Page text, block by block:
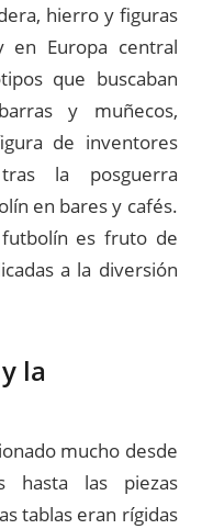
hierro y figuras
en Europa central
que buscaban
y muñecos,
de inventores
la posguerra
en bares y cafés.
es fruto de
a la diversión
la
mucho desde
hasta las piezas
tablas eran rígidas